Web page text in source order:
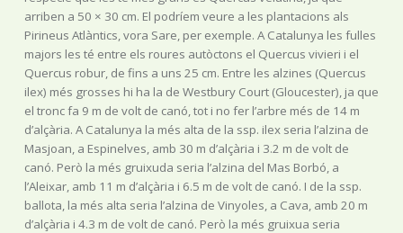
arriben a 50 × 30 cm. El podríem veure a les plantacions als
Pirineus Atlàntics, vora Sare, per exemple. A Catalunya les fulles
majors les té entre els roures autòctons el Quercus vivieri i el
Quercus robur, de fins a uns 25 cm. Entre les alzines (Quercus
ilex) més grosses hi ha la de Westbury Court (Gloucester), ja que
el tronc fa 9 m de volt de canó, tot i no fer l’arbre més de 14 m
d’alçària. A Catalunya la més alta de la ssp. ilex seria l’alzina de
Masjoan, a Espinelves, amb 30 m d’alçària i 3.2 m de volt de
canó. Però la més gruixuda seria l’alzina del Mas Borbó, a
l’Aleixar, amb 11 m d’alçària i 6.5 m de volt de canó. I de la ssp.
ballota, la més alta seria l’alzina de Vinyoles, a Cava, amb 20 m
d’alçària i 4.3 m de volt de canó. Però la més gruixua seria